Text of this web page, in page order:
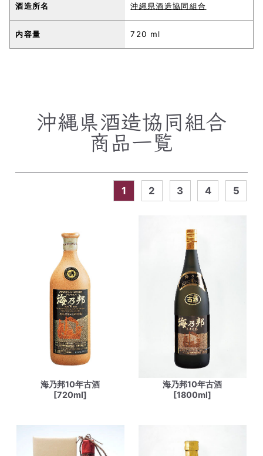
酒造所名 沖縄県酒造協同組合
内容量 720 ml
沖縄県酒造協同組合
商品一覧
1 2 3 4 5
海乃邦10年古酒
[720ml]
海乃邦10年古酒
[1800ml]